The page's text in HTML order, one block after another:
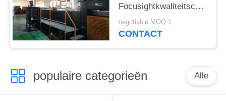
Focusightkwaliteitscontrole
voor Grote het vouwen
Golfdozeninspectie
negotiable MOQ:1
CONTACT
populaire categorieën Alle